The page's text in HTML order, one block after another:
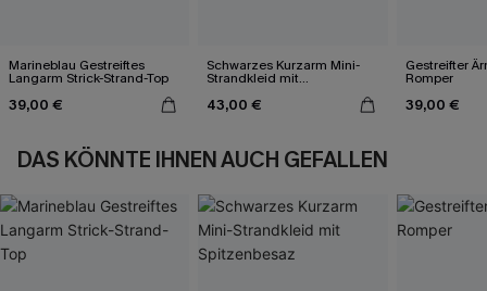
Marineblau Gestreiftes
Langarm Strick-Strand-Top
39,00 €
Schwarzes Kurzarm Mini-
Strandkleid mit
43,00 €
Gestreifter
Romper
39,00 €
DAS KÖNNTE IHNEN AUCH GEFALLEN